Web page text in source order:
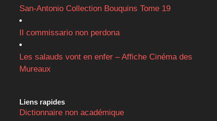
San-Antonio Collection Bouquins Tome 19
Il commissario non perdona
Les salauds vont en enfer – Affiche Cinéma des
Mureaux
Liens rapides
Dictionnaire non académique